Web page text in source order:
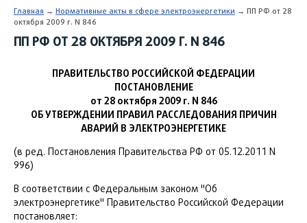
Главная → Нормативные акты в сфере электроэнергетики → ПП РФ от 28
октября 2009 г. N 846
ПП РФ ОТ 28 ОКТЯБРЯ 2009 Г. N 846
ПРАВИТЕЛЬСТВО РОССИЙСКОЙ ФЕДЕРАЦИИ
ПОСТАНОВЛЕНИЕ
от 28 октября 2009 г. N 846
ОБ УТВЕРЖДЕНИИ ПРАВИЛ РАССЛЕДОВАНИЯ ПРИЧИН
АВАРИЙ В ЭЛЕКТРОЭНЕРГЕТИКЕ
(в ред. Постановления Правительства РФ от 05.12.2011 N
996)
В соответствии с Федеральным законом "Об
электроэнергетике" Правительство Российской Федерации
постановляет: